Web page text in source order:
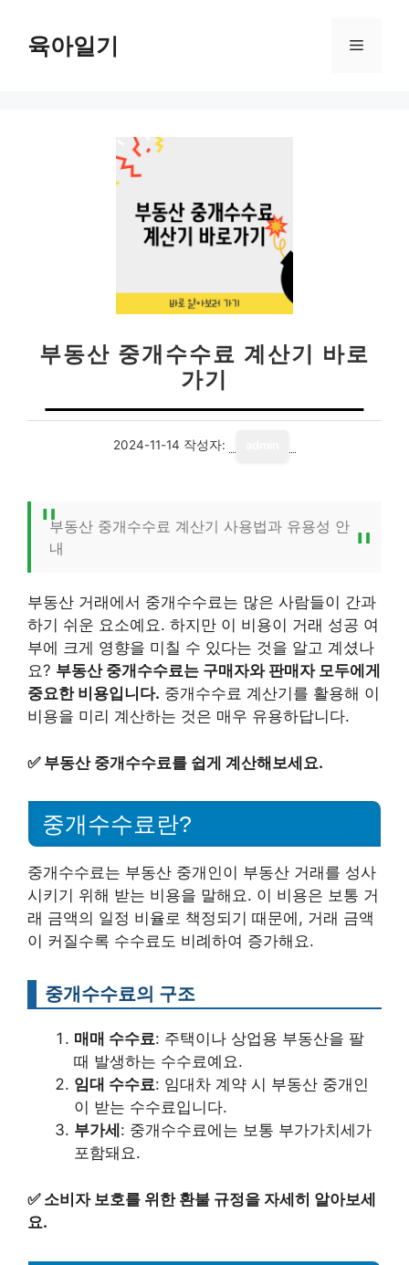
육아일기 메
부동산 중개수수료 계산기 바로
가기
2024-11-14 작성자:
부동산 중개수수료 계산기 사용법과 유용성 안
내
부동산 거래에서 중개수수료는 많은 사람들이 간과
하기 쉬운 요소예요. 하지만 이 비용이 거래 성공 여
부에 크게 영향을 미칠 수 있다는 것을 알고 계셨나
요? 부동산 중개수수료는 구매자와 판매자 모두에게
중요한 비용입니다. 중개수수료 계산기를 활용해 이
비용을 미리 계산하는 것은 매우 유용하답니다.
✅ 부동산 중개수수료를 쉽게 계산해보세요.
중개수수료란?
중개수수료는 부동산 중개인이 부동산 거래를 성사
시키기 위해 받는 비용을 말해요. 이 비용은 보통 거
래 금액의 일정 비율로 책정되기 때문에, 거래 금액
이 커질수록 수수료도 비례하여 증가해요.
중개수수료의 구조
매매 수수료: 주택이나 상업용 부동산을 팔
때 발생하는 수수료예요.
임대 수수료: 임대차 계약 시 부동산 중개인
이 받는 수수료입니다.
부가세 : 중개수수료에는 보통 부가가치세가
포함돼요.
✅ 소비자 보호를 위한 환불 규정을 자세히 알아보세
요.